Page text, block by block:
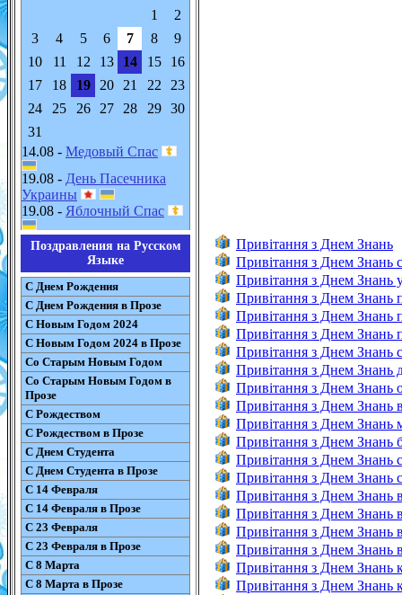
1
2
3
4 5 6 7 8
9
10
11 12 13 14 15
16
17
18 19 20 21 22
23
24
25 26 27 28 29
30
31
14.08 - Медовый Спас
19.08 - День Пасечника
Украины
19.08 - Яблочный Спас
Поздравления на Русском
Языке
С Днем Рождения
С Днем Рождения в Прозе
С Новым Годом 2024
С Новым Годом 2024 в Прозе
Со Старым Новым Годом
Со Старым Новым Годом в
Прозе
С Рождеством
С Рождеством в Прозе
С Днем Студента
С Днем Студента в Прозе
С 14 Февраля
С 14 Февраля в Прозе
С 23 Февраля
С 23 Февраля в Прозе
С 8 Марта
С 8 Марта в Прозе
Привітання з Днем Знань
Привітання з Днем Знань
Привітання з Днем Знань
Привітання з Днем Знань
Привітання з Днем Знань
Привітання з Днем Знань
Привітання з Днем Знань
Привітання з Днем Знань
Привітання з Днем Знань
Привітання з Днем Знань
Привітання з Днем Знань
Привітання з Днем Знань
Привітання з Днем Знань
Привітання з Днем Знань
Привітання з Днем Знань
Привітання з Днем Знань
Привітання з Днем Знань
Привітання з Днем Знань
Привітання з Днем Знань
Привітання з Днем Знань